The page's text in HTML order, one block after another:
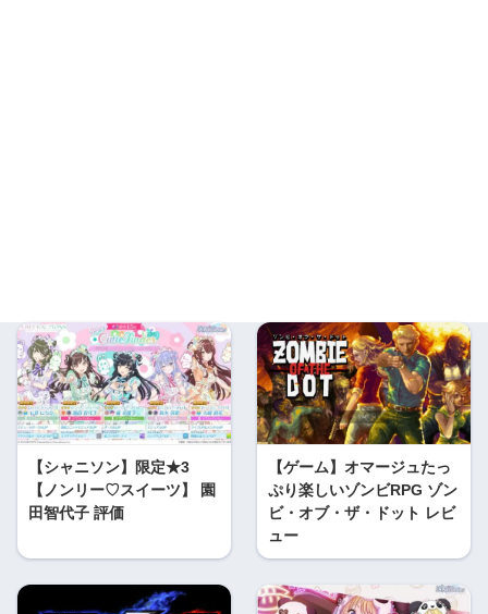
【シャニソン】限定★3
【ノンリー♡スイーツ】 園
田智代子 評価
【ゲーム】オマージュたっ
ぷり楽しいゾンビRPG ゾン
ビ・オブ・ザ・ドット レビ
ュー